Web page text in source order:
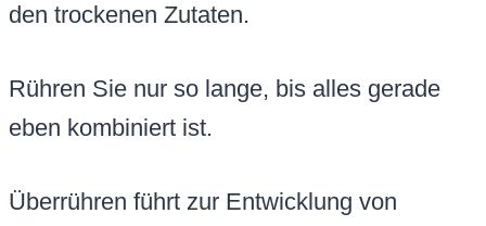
den trockenen Zutaten.
Rühren Sie nur so lange, bis alles gerade
eben kombiniert ist.
Überrühren führt zur Entwicklung von